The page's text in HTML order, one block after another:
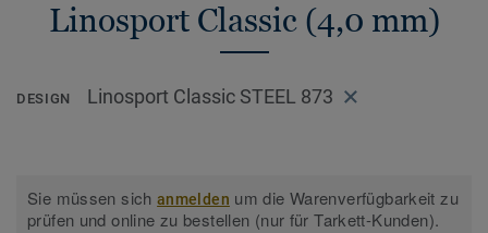
Linosport Classic (4,0 mm)
DESIGN Linosport Classic STEEL 873
Sie müssen sichanmelden um die Warenverfügbarkeit zu
prüfen und online zu bestellen (nur für Tarkett-Kunden).